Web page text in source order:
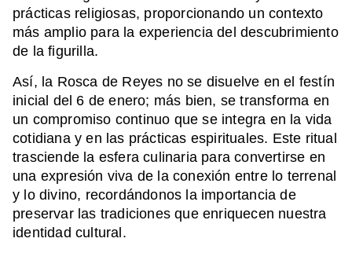
prácticas religiosas, proporcionando un contexto
más amplio para la experiencia del descubrimiento
de la figurilla.
Así, la Rosca de Reyes no se disuelve en el festín
inicial del 6 de enero; más bien, se transforma en
un compromiso continuo que se integra en la vida
cotidiana y en las prácticas espirituales. Este ritual
trasciende la esfera culinaria para convertirse en
una expresión viva de la conexión entre lo terrenal
y lo divino, recordándonos la importancia de
preservar las tradiciones que enriquecen nuestra
identidad cultural.